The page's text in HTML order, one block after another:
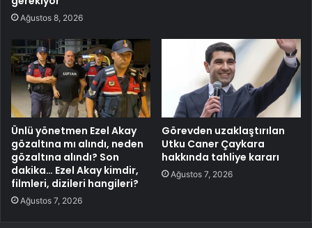
Ağustos 8, 2026
Ünlü yönetmen Ezel Akay
gözaltına mı alındı, neden
gözaltına alındı? Son
dakika… Ezel Akay kimdir,
filmleri, dizileri hangileri?
Ağustos 7, 2026
Görevden uzaklaştırılan
Utku Caner Çaykara
hakkında tahliye kararı
Ağustos 7, 2026